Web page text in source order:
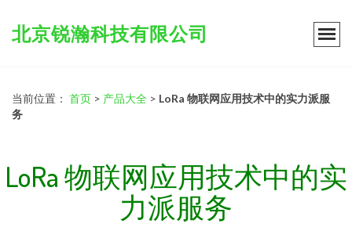
北京锐瀚科技有限公司
当前位置： 首页 > 产品大全 > LoRa 物联网应用技术中的实力派服
务
LoRa 物联网应用技术中的实
力派服务